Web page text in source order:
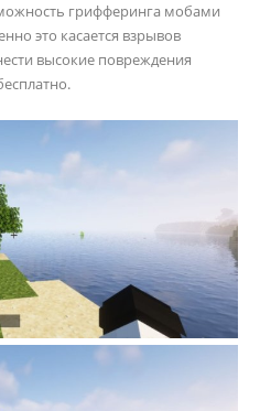
грифферинга мобами
это касается взрывов
высокие повреждения